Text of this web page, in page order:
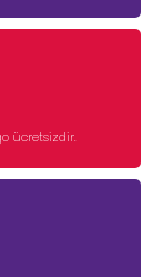
ücretsizdir.